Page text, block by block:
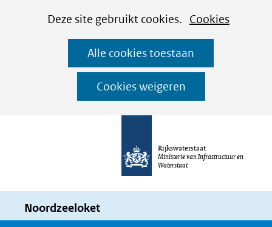
CookiesDeze site gebruikt cookies. Cookies
worden
toegestaan
Alle cookies toestaan
Cookies weigeren
Ga
naar
de
inhoud
Rijkswaterstaat
Ministerie van Infrastructuur en
Waterstaat
Noordzeeloket